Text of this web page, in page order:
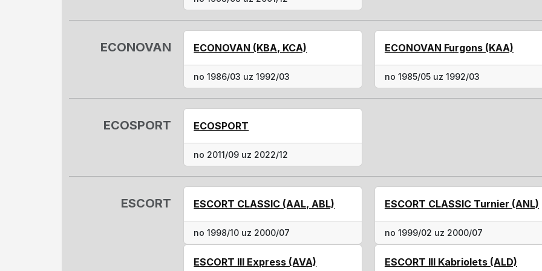
ECONOVAN ECONOVAN (KBA, KCA)
no 1986/03 uz 1992/03
ECONOVAN Furgons (KAA)
no 1985/05 uz 1992/03
ECOSPORT ECOSPORT
no 2011/09 uz 2022/12
ESCORT ESCORT CLASSIC (AAL, ABL)
no 1998/10 uz 2000/07
ESCORT CLASSIC Turnier (ANL)
no 1999/02 uz 2000/07
ESCORT III Express (AVA) ESCORT III Kabriolets (ALD)